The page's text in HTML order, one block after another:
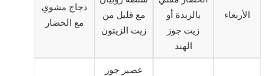
الأربعاء
بالزبدة أو
زيت جوز
الهند
مع قليل من
زيت الزيتون
دجاج مشوي
مع الخضار
عصير جوز